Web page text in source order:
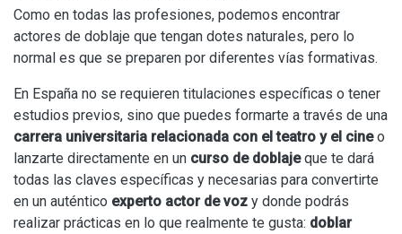
Como en todas las profesiones, podemos encontrar
actores de doblaje que tengan dotes naturales, pero lo
normal es que se preparen por diferentes vías formativas.
En España no se requieren titulaciones específicas o tener
estudios previos, sino que puedes formarte a través de una
carrera universitaria relacionada con el teatro y el cineo
lanzarte directamente en un curso de doblajeque te dará
todas las claves específicas y necesarias para convertirte
en un auténtico experto actor de voz y donde podrás
realizar prácticas en lo que realmente te gusta: doblar